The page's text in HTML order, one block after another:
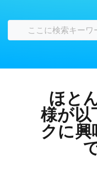
ほと
様が以
クに興